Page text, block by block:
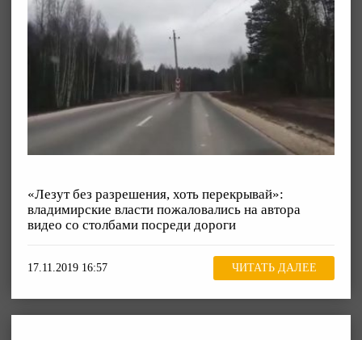
«Лезут без разрешения, хоть перекрывай»:
владимирские власти пожаловались на автора
видео со столбами посреди дороги
17.11.2019 16:57 ЧИТАТЬ ДАЛЕЕ